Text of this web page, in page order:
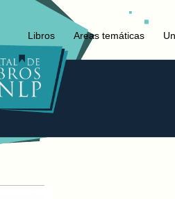
Libros Areas temáticas